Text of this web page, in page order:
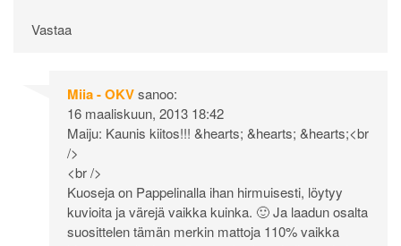
Vastaa
Miia - OKVsanoo:
16 maaliskuun, 2013 18:42
Maiju: Kaunis kiitos!!! &hearts; &hearts; &hearts;<br
/>
<br />
Kuoseja on Pappelinalla ihan hirmuisesti, löytyy
kuvioita ja värejä vaikka kuinka. 🙂 Ja laadun osalta
suosittelen tämän merkin mattoja 110% vaikka